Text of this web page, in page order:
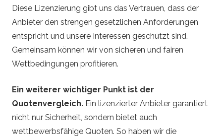
Diese Lizenzierung gibt uns das Vertrauen, dass der
Anbieter den strengen gesetzlichen Anforderungen
entspricht und unsere Interessen geschützt sind.
Gemeinsam können wir von sicheren und fairen
Wettbedingungen profitieren.
Ein weiterer wichtiger Punkt ist der
Quotenvergleich. Ein lizenzierter Anbieter garantiert
nicht nur Sicherheit, sondern bietet auch
wettbewerbsfähige Quoten. So haben wir die